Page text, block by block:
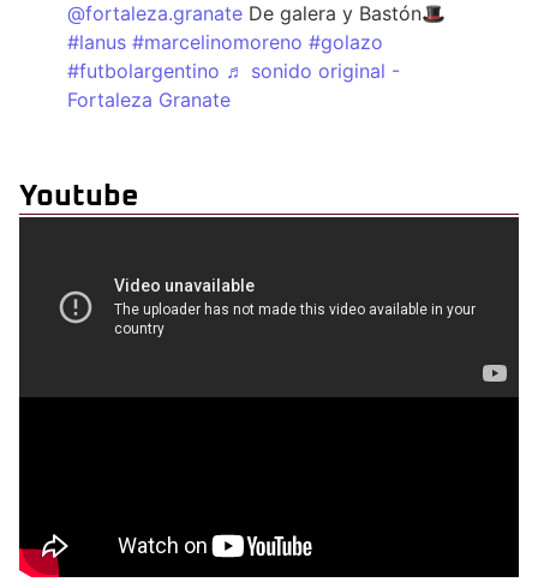
@fortaleza.granate De galera y Bastón🎩
#lanus #marcelinomoreno #golazo
#futbolargentino ♬ sonido original -
Fortaleza Granate
Youtube